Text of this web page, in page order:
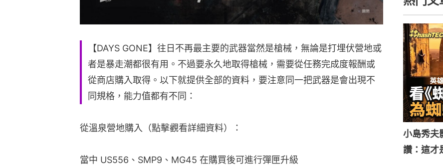
【DAYS GONE】往日不再最主要的武器當然是槍械，無論是打埋伏營地或
者是暴走潮都很有用。不過要永久地取得槍械，需要從任務完成度報酬或
從商店購入取得。以下就提供全部的資料，要注意同一把武器是會出現不
同規格，能力值都有不同：
從溫泉營地購入（點擊觀看詳細資料）：
當中 US556、SMP9、MG45 在購買後可進行彈匣升級
小島秀夫
讚：這才